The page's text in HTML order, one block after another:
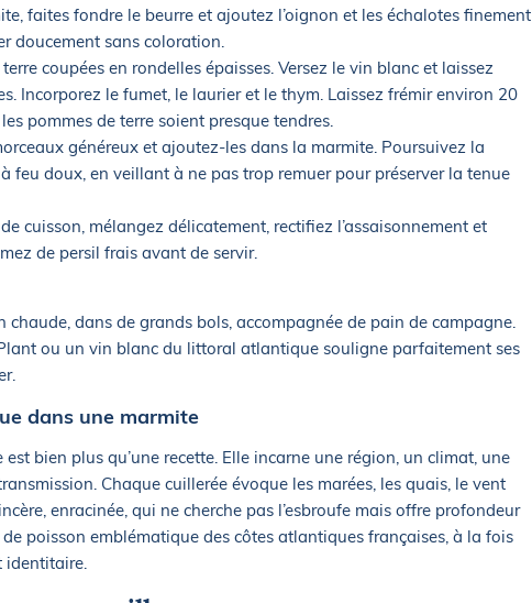
faites fondre le beurre et ajoutez l’oignon et les échalotes finement
doucement sans coloration.
coupées en rondelles épaisses. Versez le vin blanc et laissez
Incorporez le fumet, le laurier et le thym. Laissez frémir environ 20
pommes de terre soient presque tendres.
généreux et ajoutez-les dans la marmite. Poursuivez la
feu doux, en veillant à ne pas trop remuer pour préserver la tenue
cuisson, mélangez délicatement, rectifiez l’assaisonnement et
de persil frais avant de servir.
chaude, dans de grands bols, accompagnée de pain de campagne.
ou un vin blanc du littoral atlantique souligne parfaitement ses
dans une marmite
bien plus qu’une recette. Elle incarne une région, un climat, une
Chaque cuillerée évoque les marées, les quais, le vent
enracinée, qui ne cherche pas l’esbroufe mais offre profondeur
poisson emblématique des côtes atlantiques françaises, à la fois
identitaire.